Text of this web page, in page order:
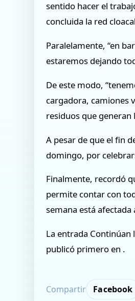
sentido hacer el
concluida la red
Paralelamente, “en
estaremos dejando
De este modo,
cargadora, camiones
residuos que generan
A pesar de que el fin
domingo, por
Finalmente, recordó
permite contar con
semana está
La entrada Continúan
publicó primero en .
Compartir Facebook